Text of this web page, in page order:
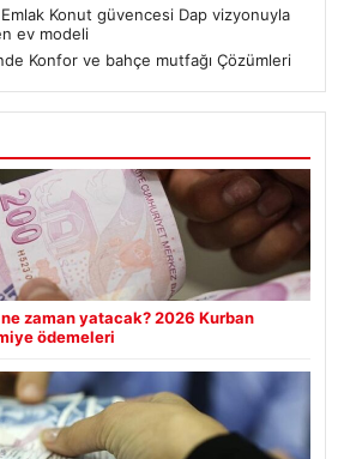
Emlak Konut güvencesi Dap vizyonuyla
ev modeli
Konfor ve bahçe mutfağı Çözümleri
zaman yatacak? 2026 Kurban
ödemeleri